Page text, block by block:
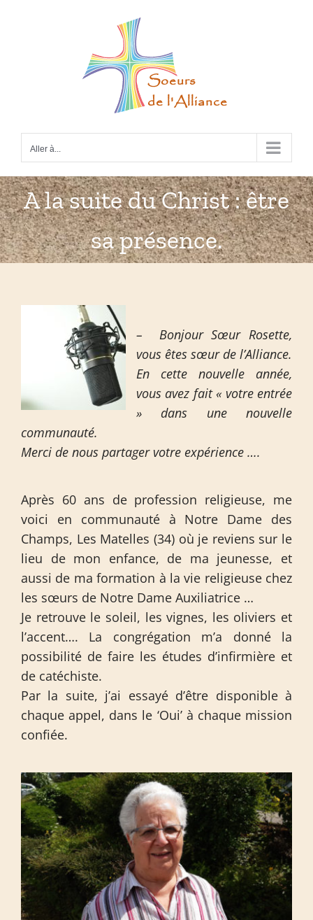
Aller à...
A la suite du Christ : être
sa présence.
– Bonjour Sœur Rosette,
vous êtes sœur de l’Alliance.
En cette nouvelle année,
vous avez fait « votre entrée
» dans une nouvelle
communauté.
Merci de nous partager votre expérience ….
Après 60 ans de profession religieuse, me
voici en communauté à Notre Dame des
Champs, Les Matelles (34) où je reviens sur le
lieu de mon enfance, de ma jeunesse, et
aussi de ma formation à la vie religieuse chez
les sœurs de Notre Dame Auxiliatrice …
Je retrouve le soleil, les vignes, les oliviers et
l’accent…. La congrégation m’a donné la
possibilité de faire les études d’infirmière et
de catéchiste.
Par la suite, j’ai essayé d’être disponible à
chaque appel, dans le ‘Oui’ à chaque mission
confiée.